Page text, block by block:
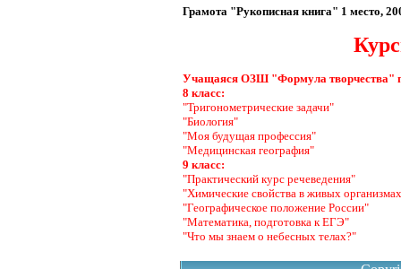
Грамота "Рукописная книга" 1 место,
Учащаяся ОЗШ "Формула
8 класс:
"Тригонометрические задачи"
"Биология"
"Моя будущая профессия"
"Медицинская география"
9 класс:
"Практический курс речеведения"
"Химические свойства в живых
"Географическое положение России"
"Математика, подготовка к ЕГЭ"
"Что мы знаем о небесных телах?"